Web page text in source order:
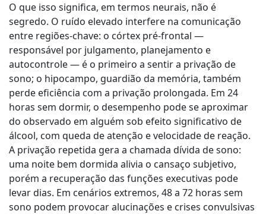
O que isso significa, em termos neurais, não é
segredo. O ruído elevado interfere na comunicação
entre regiões-chave: o córtex pré-frontal —
responsável por julgamento, planejamento e
autocontrole — é o primeiro a sentir a privação de
sono; o hipocampo, guardião da memória, também
perde eficiência com a privação prolongada. Em 24
horas sem dormir, o desempenho pode se aproximar
do observado em alguém sob efeito significativo de
álcool, com queda de atenção e velocidade de reação.
A privação repetida gera a chamada dívida de sono:
uma noite bem dormida alivia o cansaço subjetivo,
porém a recuperação das funções executivas pode
levar dias. Em cenários extremos, 48 a 72 horas sem
sono podem provocar alucinações e crises convulsivas